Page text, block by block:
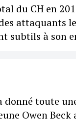
du CH en
attaquants
subtils à son
toute
Owen